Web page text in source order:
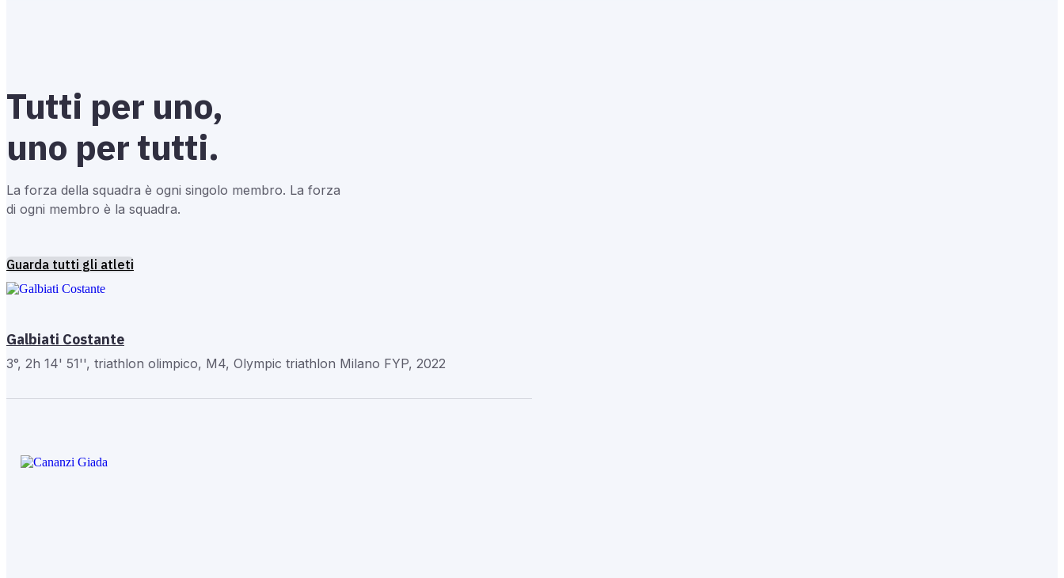
Tutti per uno,
uno per tutti.
La forza della squadra è ogni singolo membro. La forza
di ogni membro è la squadra.
Guarda tutti gli atleti
Galbiati Costante
3°, 2h 14' 51'', triathlon olimpico, M4, Olympic triathlon Milano FYP, 2022